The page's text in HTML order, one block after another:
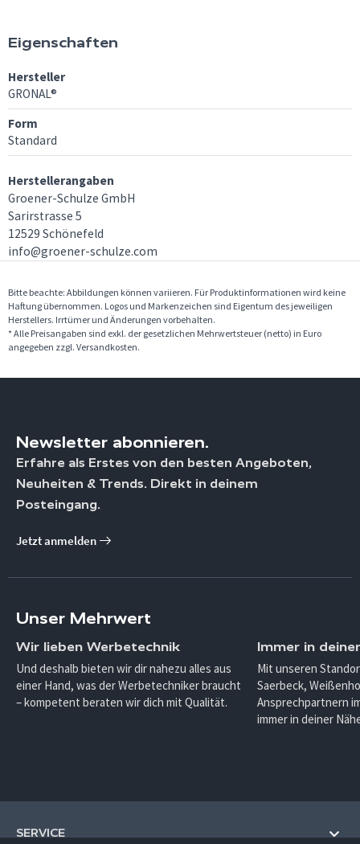
Eigenschaften
Hersteller
GRONAL®
Form
Standard
Herstellerangaben
Groener-Schulze GmbH
Sarirstrasse 5
12529 Schönefeld
info@groener-schulze.com
Bitte beachte: Abbildungen können variieren. Für Produktinformationen wird keine
Haftung übernommen. Logos und Markenzeichen sind Eigentum des jeweiligen
Herstellers. Irrtümer und Änderungen vorbehalten.
* Alle Preisangaben sind exkl. der gesetzlichen Mehrwertsteuer (netto) in Euro
angegeben zzgl. Versandkosten.
Newsletter abonnieren.
Erfahre als Erstes von den besten Angeboten,
Neuheiten & Trends. Direkt in deinem
Posteingang.
Jetzt anmelden
Unser Mehrwert
Wir lieben Werbetechnik
Und deshalb bieten wir dir nahezu alles aus
einer Hand, was der Werbetechniker braucht
– kompetent beraten wir dich mit Qualität.
Immer in
Mit unseren
Saerbeck,
Ansprechpartnern
immer in deiner
SERVICE